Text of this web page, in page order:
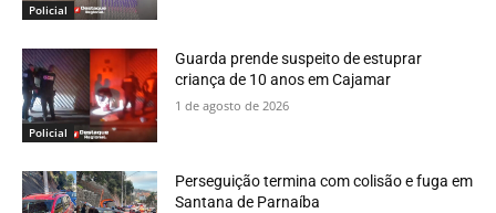
Policial
Policial
Guarda prende suspeito de estuprar
criança de 10 anos em Cajamar
1 de agosto de 2026
Perseguição termina com colisão e fuga em
Santana de Parnaíba